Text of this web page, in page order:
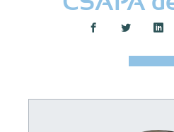
Partager :